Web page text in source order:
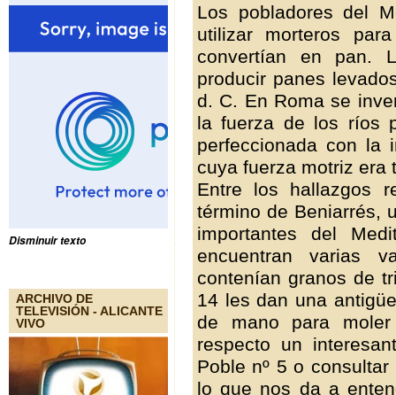
Disminuir texto
ARCHIVO DE
TELEVISIÓN - ALICANTE
VIVO
Los pobladores del
utilizar morteros
convertían en pan.
producir panes
d. C. En Roma se
la fuerza de los ríos
perfeccionada con la
cuya fuerza motriz era
Entre los hallazgos
término de Beniarrés,
importantes del
encuentran varias
contenían granos de
14 les dan una
de mano para
respecto un
Poble nº 5 o
lo que nos da a